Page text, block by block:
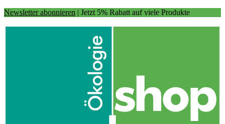
Newsletter abonnieren | Jetzt 5% Rabatt auf viele Produkte